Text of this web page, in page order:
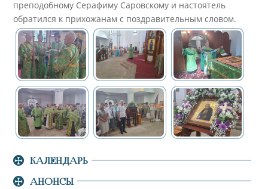
преподобному Серафиму Саровскому и настоятель
обратился к прихожанам с поздравительным словом.
КАЛЕНДАРЬ
АНОНСЫ